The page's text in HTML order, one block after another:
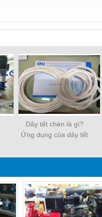
Dây tết chèn là gì?
Ứng dụng của dây tết